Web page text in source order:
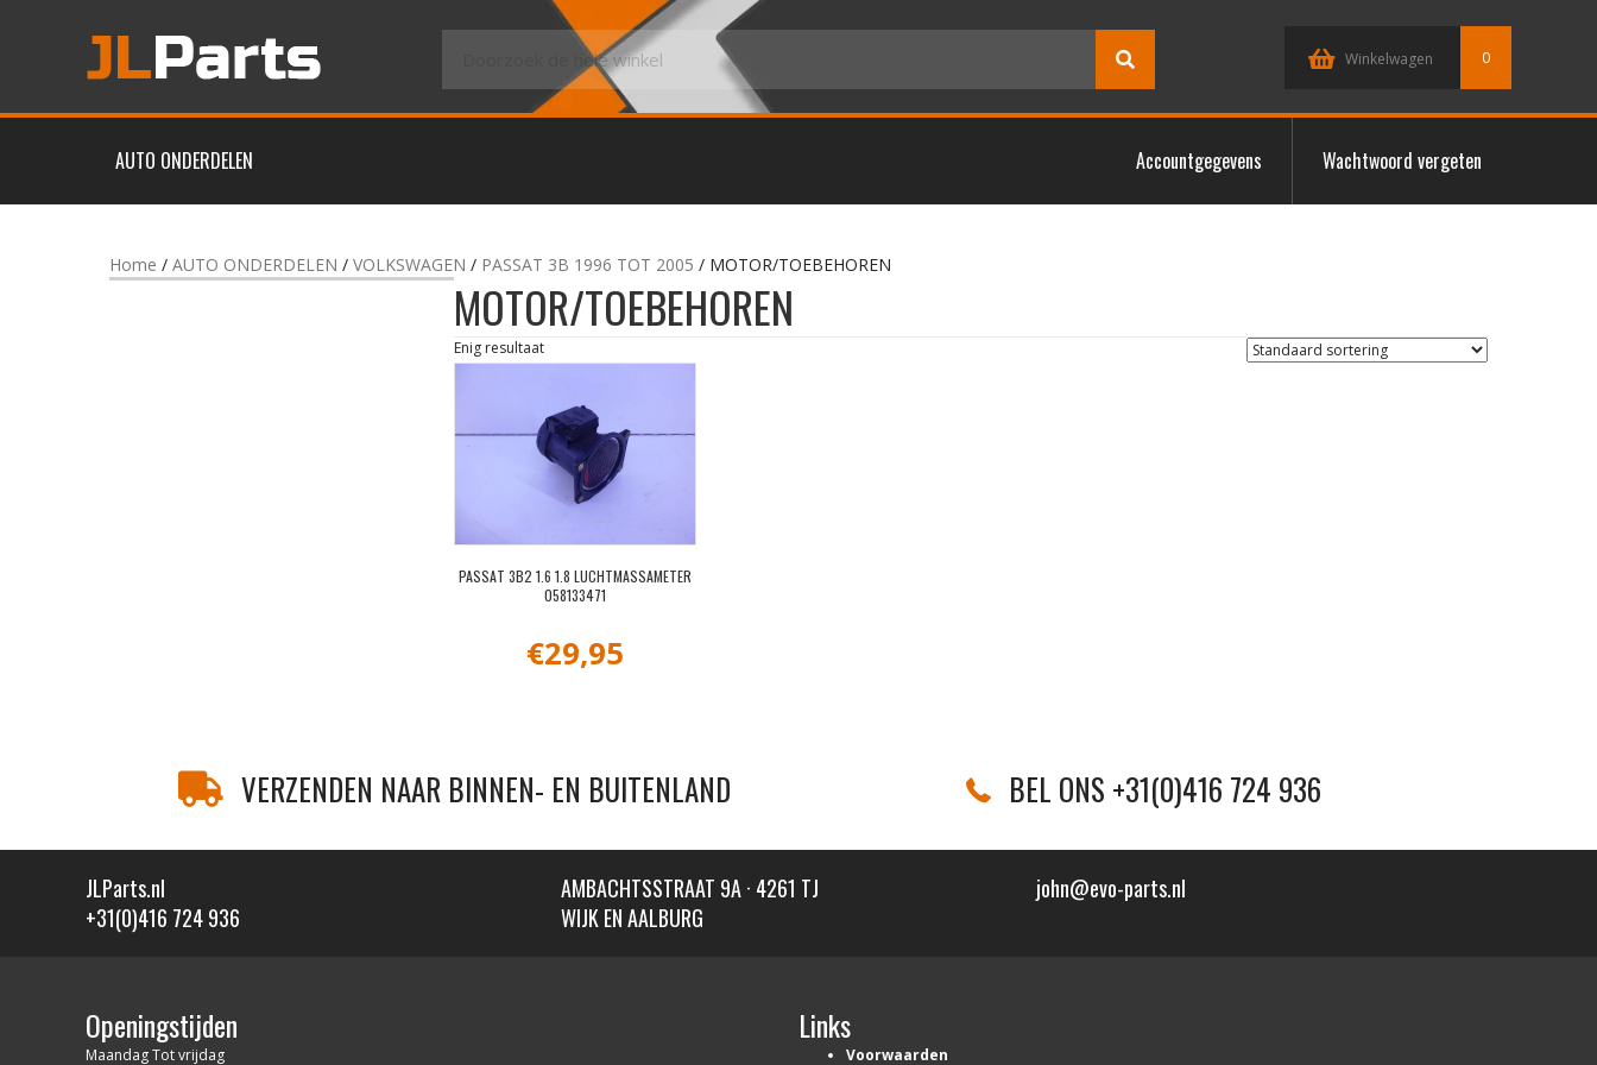
Winkelwagen 0
AUTO ONDERDELEN Accountgegevens Wachtwoord vergeten
Home / AUTO ONDERDELEN / VOLKSWAGEN / PASSAT 3B 1996 TOT 2005 / MOTOR/TOEBEHOREN
MOTOR/TOEBEHOREN
Enig resultaat
PASSAT 3B2 1.6 1.8 LUCHTMASSAMETER
058133471
€29,95
VERZENDEN NAAR BINNEN- EN BUITENLAND BEL ONS +31(0)416 724 936
JLParts.nl
+31(0)416 724 936
AMBACHTSSTRAAT 9A · 4261 TJ
WIJK EN AALBURG
john@evo-parts.nl
Openingstijden
Maandag Tot vrijdag
Links
Voorwaarden